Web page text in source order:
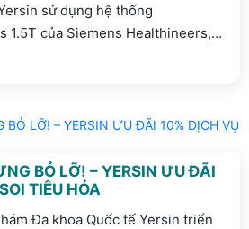
sử dụng hệ thống
1.5T của Siemens Healthineers,
Deep Resolve, khử tiếng ồn và tối
BỎ LỠ! – YERSIN ƯU ĐÃI
TIÊU HÓA
Đa khoa Quốc tế Yersin triển